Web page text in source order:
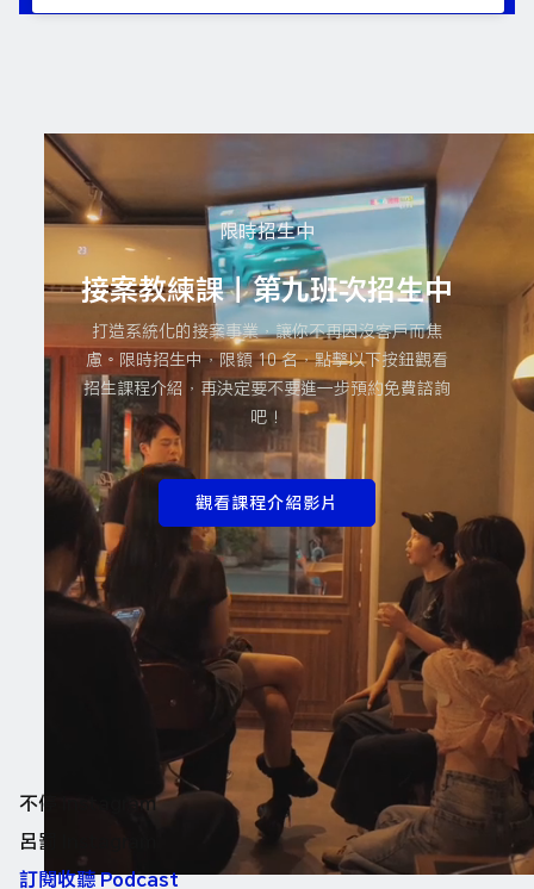
限時招生中
接案教練課｜第九班次招生中
打造系統化的接案事業，讓你不再因沒客戶而焦
慮。限時招生中，限額 10 名，點擊以下按鈕觀看
招生課程介紹，再決定要不要進一步預約免費諮詢
吧！
觀看課程介紹影片
不停 Instagram
呂罰 Instagram
訂閱收聽 Podcast